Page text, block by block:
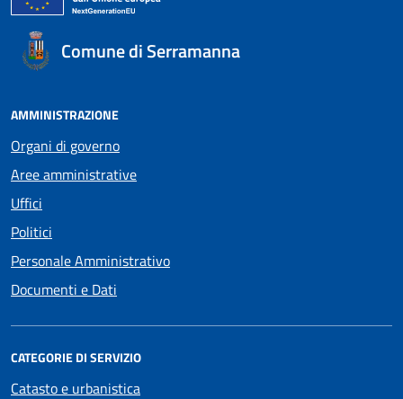
Comune di Serramanna
AMMINISTRAZIONE
Organi di governo
Aree amministrative
Uffici
Politici
Personale Amministrativo
Documenti e Dati
CATEGORIE DI SERVIZIO
Catasto e urbanistica